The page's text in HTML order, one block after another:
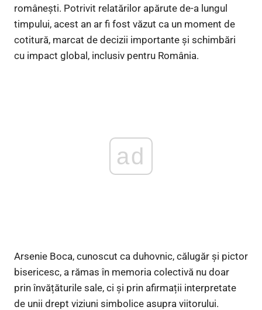
românești. Potrivit relatărilor apărute de-a lungul
timpului, acest an ar fi fost văzut ca un moment de
cotitură, marcat de decizii importante și schimbări
cu impact global, inclusiv pentru România.
ad
Arsenie Boca, cunoscut ca duhovnic, călugăr și pictor
bisericesc, a rămas în memoria colectivă nu doar
prin învățăturile sale, ci și prin afirmații interpretate
de unii drept viziuni simbolice asupra viitorului.